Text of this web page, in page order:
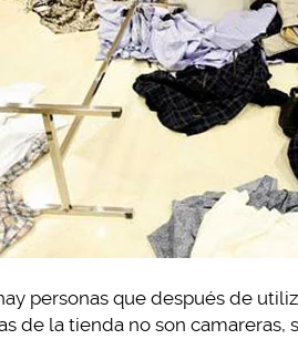
personas que después de
de la tienda no son camareras,